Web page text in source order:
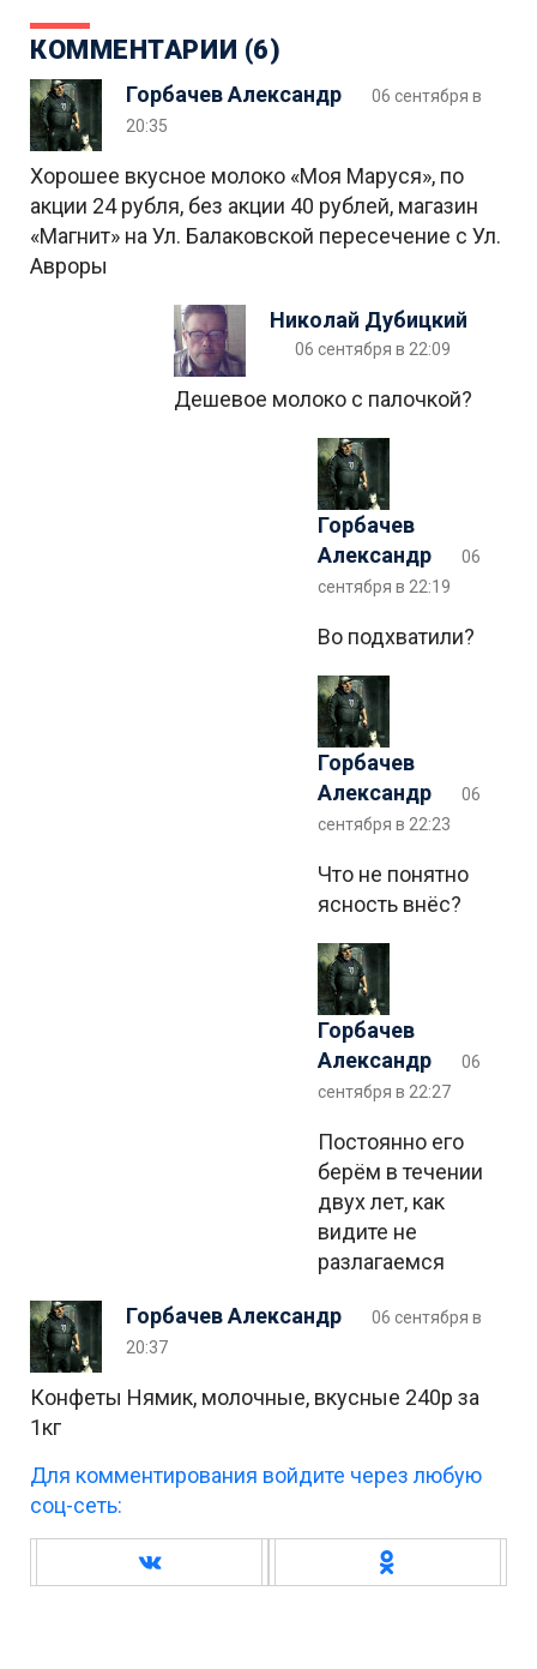
КОММЕНТАРИИ (6)
Горбачев Александр
06 сентября в
20:35
Хорошее вкусное молоко «Моя Маруся», по
акции 24 рубля, без акции 40 рублей, магазин
«Магнит» на Ул. Балаковской пересечение с Ул.
Авроры
Николай Дубицкий
06 сентября в 22:09
Дешевое молоко с палочкой?
Горбачев
Александр
06
сентября в 22:19
Во подхватили?
Горбачев
Александр
06
сентября в 22:23
Что не понятно
ясность внёс?
Горбачев
Александр
06
сентября в 22:27
Постоянно его
берём в течении
двух лет, как
видите не
разлагаемся
Горбачев Александр
06 сентября в
20:37
Конфеты Нямик, молочные, вкусные 240р за
1кг
Для комментирования войдите через любую
соц-сеть: